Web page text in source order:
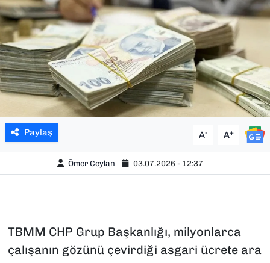
Paylaş A- A+
Ömer Ceylan 03.07.2026 - 12:37
TBMM CHP Grup Başkanlığı, milyonlarca
çalışanın gözünü çevirdiği asgari ücrete ara
YAŞAM
YEREL YÖNETİMLER